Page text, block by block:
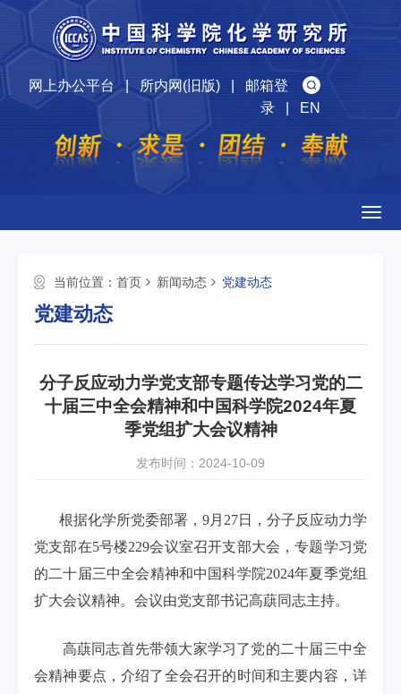
网上办公平台|所内网(旧版)| 邮箱登
录| EN
当前位置： 首页 新闻动态 党建动态
党建动态
分子反应动力学党支部专题传达学习党的二
十届三中全会精神和中国科学院2024年夏
季党组扩大会议精神
发布时间：2024-10-09
根据化学所党委部署， 9月27日，分子反应动力学
党支部在5号楼229会议室召开支部大会，专题学习党
的二十届三中全会精神和中国科学院2024年夏季党组
扩大会议精神。会议由党支部书记高蕻同志主持。
高蕻同志首先带领大家学习了党的二十届三中全
会精神要点，介绍了全会召开的时间和主要内容，详